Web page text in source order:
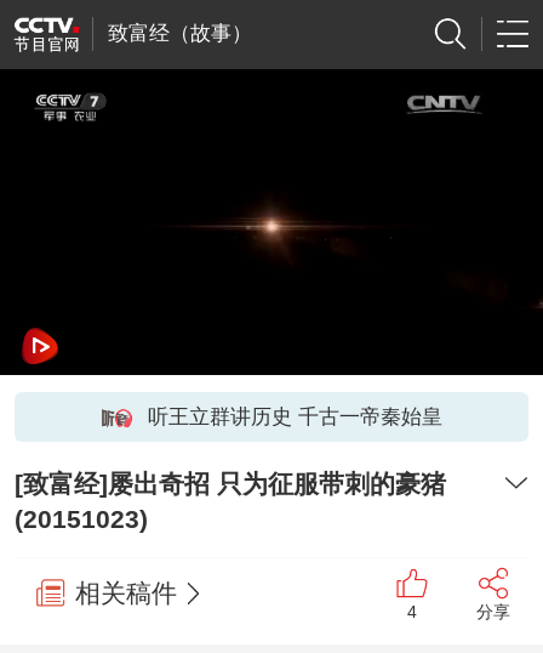
致富经（故事）
听王立群讲历史 千古一帝秦始皇
[致富经]屡出奇招 只为征服带刺的豪猪
(20151023)
相关稿件
4 分享